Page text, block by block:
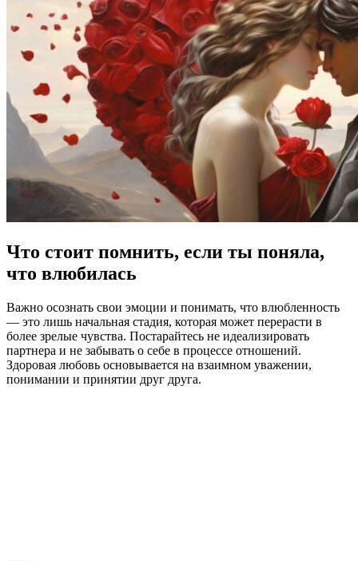
Что стоит помнить, если ты поняла,
что влюбилась
Важно осознать свои эмоции и понимать, что влюбленность
— это лишь начальная стадия, которая может перерасти в
более зрелые чувства. Постарайтесь не идеализировать
партнера и не забывать о себе в процессе отношений.
Здоровая любовь основывается на взаимном уважении,
понимании и принятии друг друга.